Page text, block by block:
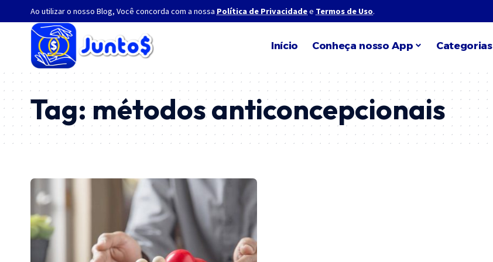
Ao utilizar o nosso Blog, Você concorda com a nossa Política de Privacidadee Termos de Uso.
Início Conheça nosso App Categorias
Tag:métodos anticoncepcionais